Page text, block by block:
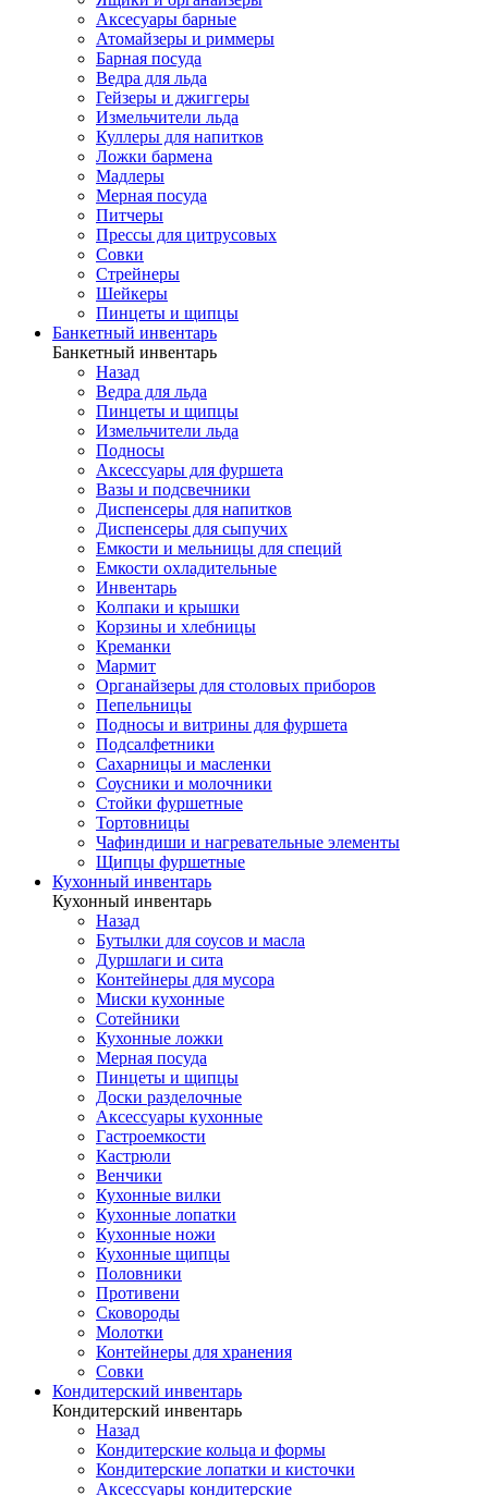
Аксесуары барные
Атомайзеры и риммеры
Барная посуда
Ведра для льда
Гейзеры и джиггеры
Измельчители льда
Куллеры для напитков
Ложки бармена
Мадлеры
Мерная посуда
Питчеры
Прессы для цитрусовых
Совки
Стрейнеры
Шейкеры
Пинцеты и щипцы
Банкетный инвентарь
Банкетный инвентарь
Назад
Ведра для льда
Пинцеты и щипцы
Измельчители льда
Подносы
Аксессуары для фуршета
Вазы и подсвечники
Диспенсеры для напитков
Диспенсеры для сыпучих
Емкости и мельницы для специй
Емкости охладительные
Инвентарь
Колпаки и крышки
Корзины и хлебницы
Креманки
Мармит
Органайзеры для столовых приборов
Пепельницы
Подносы и витрины для фуршета
Подсалфетники
Сахарницы и масленки
Соусники и молочники
Стойки фуршетные
Тортовницы
Чафиндиши и нагревательные элементы
Щипцы фуршетные
Кухонный инвентарь
Кухонный инвентарь
Назад
Бутылки для соусов и масла
Дуршлаги и сита
Контейнеры для мусора
Миски кухонные
Сотейники
Кухонные ложки
Мерная посуда
Пинцеты и щипцы
Доски разделочные
Аксессуары кухонные
Гастроемкости
Кастрюли
Венчики
Кухонные вилки
Кухонные лопатки
Кухонные ножи
Кухонные щипцы
Половники
Противени
Сковороды
Молотки
Контейнеры для хранения
Совки
Кондитерский инвентарь
Кондитерский инвентарь
Назад
Кондитерские кольца и формы
Кондитерские лопатки и кисточки
Аксессуары кондитерские